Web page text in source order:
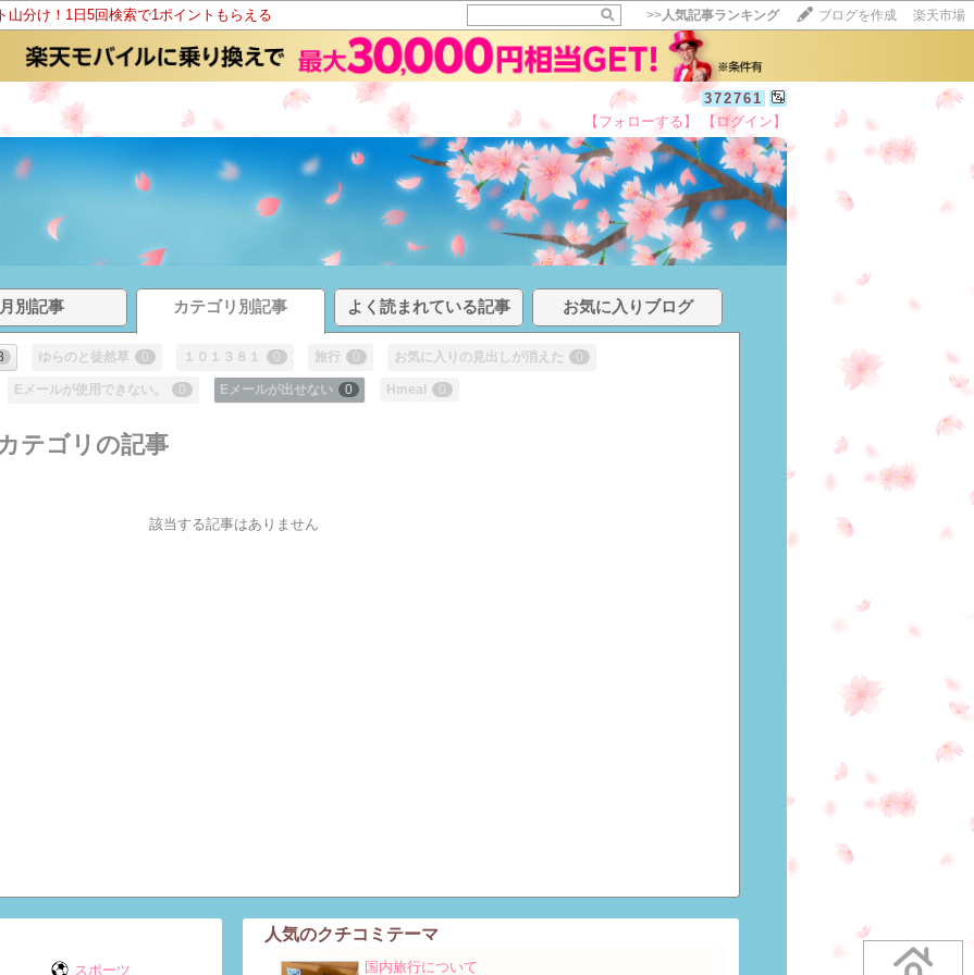
山分け！1日5回検索で1ポイントもらえる >>人気記事ランキング ブログを作成 楽天市場
372761
【フォローする】 【ログイン】
月別記事 カテゴリ別記事 よく読まれている記事 お気に入りブログ
ゆらのと徒然草 0 １０１３８１ 0 旅行 0 お気に入りの見出しが消えた 0
Eメールが使用できない。 0 Eメールが出せない 0 Hmeal 0
テゴリの記事
該当する記事はありません
スポーツ
人気のクチコミテーマ
国内旅行について